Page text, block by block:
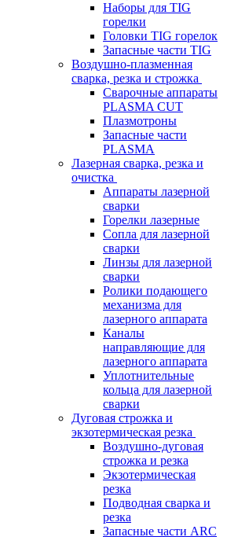
Наборы для TIG
горелки
Головки TIG горелок
Запасные части TIG
Воздушно-плазменная
сварка, резка и строжка
Сварочные аппараты
PLASMA CUT
Плазмотроны
Запасные части
PLASMA
Лазерная сварка, резка и
очистка
Аппараты лазерной
сварки
Горелки лазерные
Сопла для лазерной
сварки
Линзы для лазерной
сварки
Ролики подающего
механизма для
лазерного аппарата
Каналы
направляющие для
лазерного аппарата
Уплотнительные
кольца для лазерной
сварки
Дуговая строжка и
экзотермическая резка
Воздушно-дуговая
строжка и резка
Экзотермическая
резка
Подводная сварка и
резка
Запасные части ARC